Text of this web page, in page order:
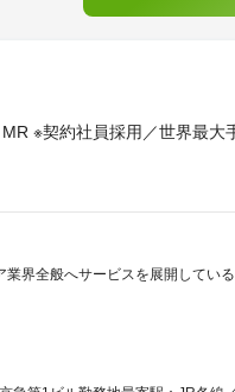
※契約社員採用／世界最大
界全般へサービスを展開してい